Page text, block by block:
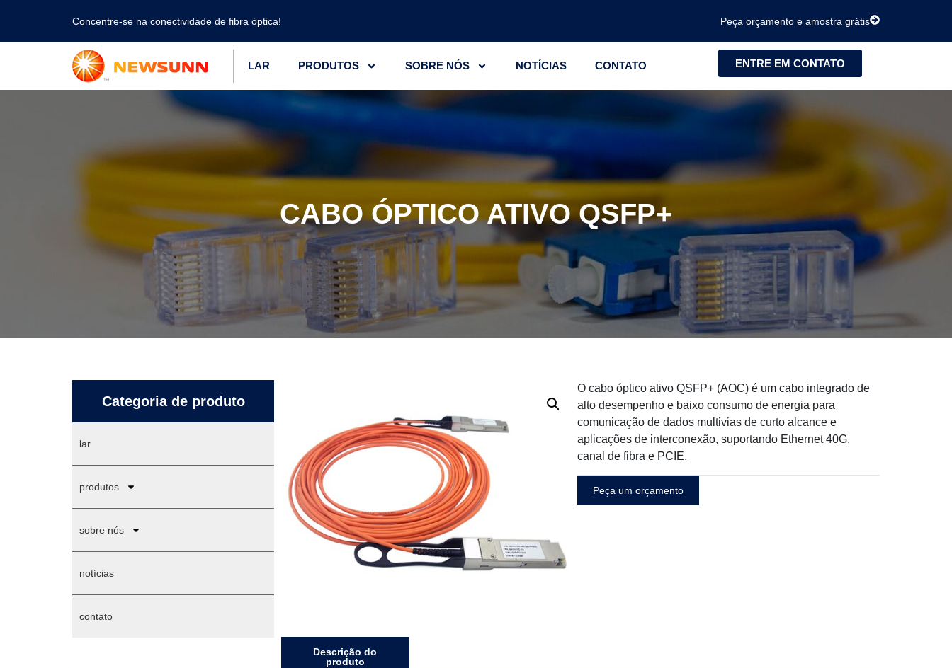
Concentre-se na conectividade de fibra óptica! Peça orçamento e amostra grátis
LAR PRODUTOS SOBRE NÓS NOTÍCIAS CONTATO ENTRE EM CONTATO
CABO ÓPTICO ATIVO QSFP+
Categoria de produto
lar
produtos
sobre nós
notícias
contato
O cabo óptico ativo QSFP+ (AOC) é um cabo integrado de
alto desempenho e baixo consumo de energia para
comunicação de dados multivias de curto alcance e
aplicações de interconexão, suportando Ethernet 40G,
canal de fibra e PCIE.
Peça um orçamento
Descrição do
produto